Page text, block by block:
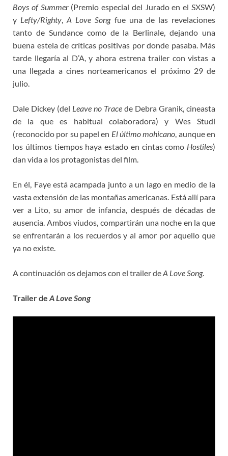
b
o
o
k
t
e
r
o
d
o
n
L
i
n
k
a
m
e
e
r
e
s
t
Boys of Summer (Premio especial del Jurado en el SXSW)
y Lefty/Righty,A Love Songfue una de las revelaciones
tanto de Sundance como de la Berlinale, dejando una
buena estela de críticas positivas por donde pasaba. Más
tarde llegaría al D’A, y ahora estrena trailer con vistas a
una llegada a cines norteamericanos el próximo 29 de
julio.
Dale Dickey (del Leave no Trace de Debra Granik, cineasta
de la que es habitual colaboradora) y Wes Studi
(reconocido por su papel en El último mohicano, aunque en
los últimos tiempos haya estado en cintas como Hostiles)
dan vida a los protagonistas del film.
En él, Faye está acampada junto a un lago en medio de la
vasta extensión de las montañas americanas. Está allí para
ver a Lito, su amor de infancia, después de décadas de
ausencia. Ambos viudos, compartirán una noche en la que
se enfrentarán a los recuerdos y al amor por aquello que
ya no existe.
A continuación os dejamos con el trailer deA Love Song.
Trailer de A Love Song